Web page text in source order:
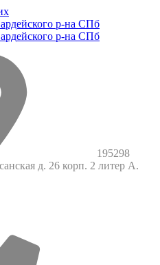
195298
д. 26 корп. 2 литер А.